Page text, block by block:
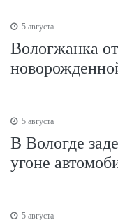
5 августа
Вологжанка
5 августа
В Вологде
угоне
5 августа